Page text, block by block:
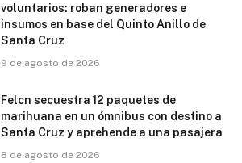
voluntarios: roban generadores e
insumos en base del Quinto Anillo de
Santa Cruz
9 de agosto de 2026
Felcn secuestra 12 paquetes de
marihuana en un ómnibus con destino a
Santa Cruz y aprehende a una pasajera
8 de agosto de 2026